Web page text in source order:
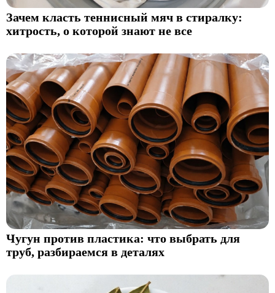
Зачем класть теннисный мяч в стиралку:
хитрость, о которой знают не все
Чугун против пластика: что выбрать для
труб, разбираемся в деталях